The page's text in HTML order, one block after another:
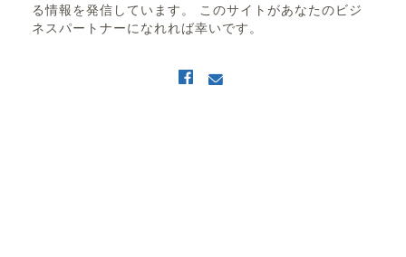
る情報を発信しています。 このサイトがあなたのビジ
ネスパートナーになれれば幸いです。